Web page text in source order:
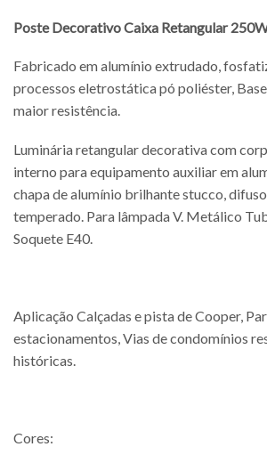
Poste Decorativo Caixa Retangular
Fabricado em alumínio extrudado,
processos eletrostática pó poliéster,
maior resistência.
Luminária retangular decorativa com
interno para equipamento auxiliar em
chapa de alumínio brilhante stucco,
temperado. Para lâmpada V. Metálico
Soquete E40.
Aplicação Calçadas e pista de Cooper,
estacionamentos, Vias de condomínios
históricas.
Cores: